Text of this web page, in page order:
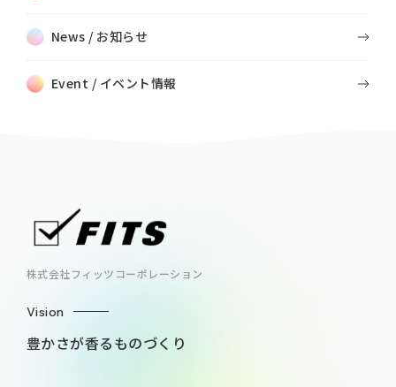
News / お知らせ
Event / イベント情報
株式会社フィッツコーポレーション
Vision
豊かさが香るものづくり